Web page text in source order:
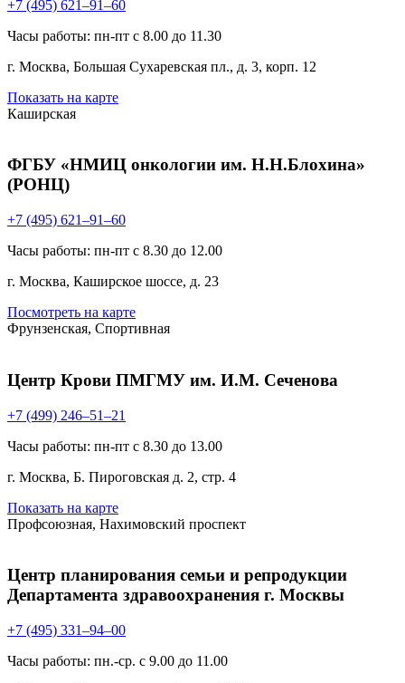
+7 (495) 621–91–60
Часы работы: пн-пт с 8.00 до 11.30
г. Москва, Большая Сухаревская пл., д. 3, корп. 12
Показать на карте
Каширская
ФГБУ «НМИЦ онкологии им. Н.Н.Блохина»
(РОНЦ)
+7 (495) 621–91–60
Часы работы: пн-пт с 8.30 до 12.00
г. Москва, Каширское шоссе, д. 23
Посмотреть на карте
Фрунзенская, Спортивная
Центр Крови ПМГМУ им. И.М. Сеченова
+7 (499) 246–51–21
Часы работы: пн-пт с 8.30 до 13.00
г. Москва, Б. Пироговская д. 2, стр. 4
Показать на карте
Профсоюзная, Нахимовский проспект
Центр планирования семьи и репродукции
Департамента здравоохранения г. Москвы
+7 (495) 331–94–00
Часы работы: пн.-ср. с 9.00 до 11.00